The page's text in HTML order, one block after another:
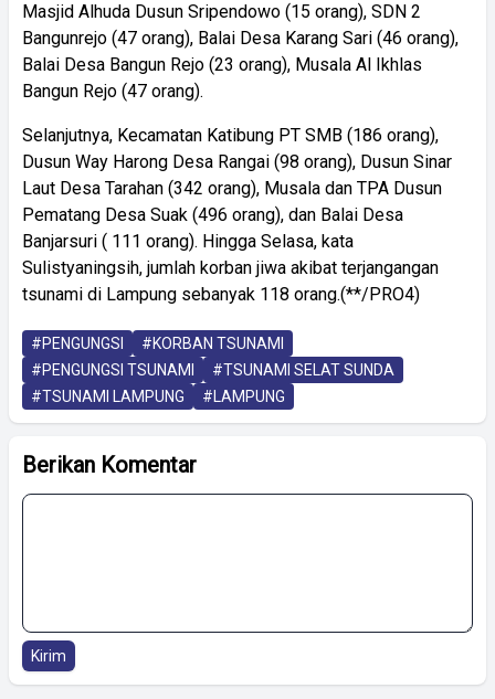
Masjid Alhuda Dusun Sripendowo (15 orang), SDN 2
Bangunrejo (47 orang), Balai Desa Karang Sari (46 orang),
Balai Desa Bangun Rejo (23 orang), Musala Al Ikhlas
Bangun Rejo (47 orang).
Selanjutnya, Kecamatan Katibung PT SMB (186 orang),
Dusun Way Harong Desa Rangai (98 orang), Dusun Sinar
Laut Desa Tarahan (342 orang), Musala dan TPA Dusun
Pematang Desa Suak (496 orang), dan Balai Desa
Banjarsuri ( 111 orang). Hingga Selasa, kata
Sulistyaningsih, jumlah korban jiwa akibat terjangangan
tsunami di Lampung sebanyak 118 orang.(**/PRO4)
#PENGUNGSI
#KORBAN TSUNAMI
#PENGUNGSI TSUNAMI
#TSUNAMI SELAT SUNDA
#TSUNAMI LAMPUNG
#LAMPUNG
Berikan Komentar
Kirim